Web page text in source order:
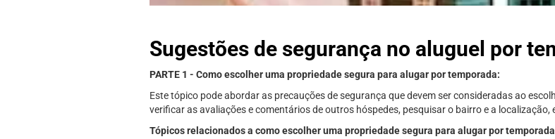
Sugestões de segurança no aluguel por
PARTE 1 - Como escolher uma propriedade segura para alugar por temporada:
Este tópico pode abordar as precauções de segurança que devem ser consideradas ao
verificar as avaliações e comentários de outros hóspedes, pesquisar o bairro e a
Tópicos relacionados a como escolher uma propriedade segura para alugar por